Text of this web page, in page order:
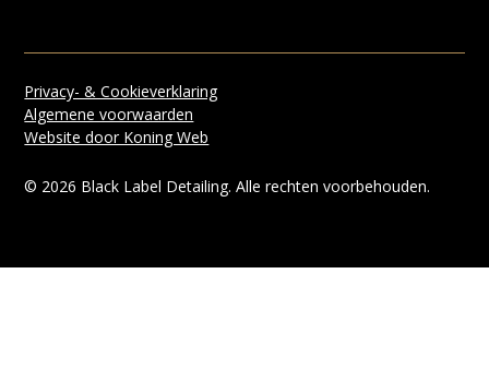
© 2026 Black Label Detailing. Alle rechten voorbehouden.
Privacy- & Cookieverklaring
Algemene voorwaarden
Website door Koning Web